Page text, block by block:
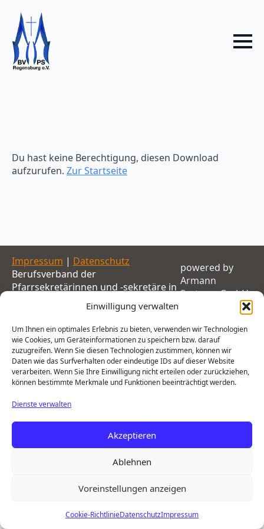
Einwilligung verwalten
Um Ihnen ein optimales Erlebnis zu bieten, verwenden wir Technologien
wie Cookies, um Geräteinformationen zu speichern bzw. darauf
zuzugreifen. Wenn Sie diesen Technologien zustimmen, können wir
Daten wie das Surfverhalten oder eindeutige IDs auf dieser Website
verarbeiten. Wenn Sie Ihre Einwilligung nicht erteilen oder zurückziehen,
können bestimmte Merkmale und Funktionen beeinträchtigt werden.
Dienste verwalten
Akzeptieren
Ablehnen
Voreinstellungen anzeigen
Cookie-RichtlinieDatenschutzImpressum
Du hast keine Berechtigung, diesen Download
aufzurufen. Zur Startseite
Impressum | Datenschutz
Berufsverband der
Pfarrsekretärinnen und -sekretäre in
der Diözese Regensburg e.V.
powered by
Armann
Systems GmbH